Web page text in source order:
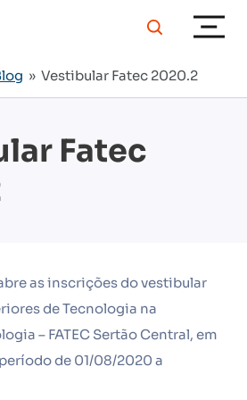
» Vestibular Fatec 2020.2
Fatec
as inscrições do vestibular
de Tecnologia na
– FATEC Sertão Central, em
de 01/08/2020 a